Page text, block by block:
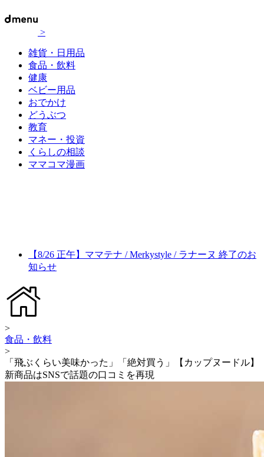
>
雑貨・日用品
食品・飲料
健康
ベビー用品
おでかけ
どうぶつ
教育
マネー・投資
くらしの相談
ママコマ漫画
【8/26 正午】ママテナ / Merkystyle / ラナーヌ 終了のお
知らせ
>
食品・飲料
>
「飛ぶくらい美味かった」「絶対買う」【カップヌードル】
新商品はSNSで話題の口コミを再現